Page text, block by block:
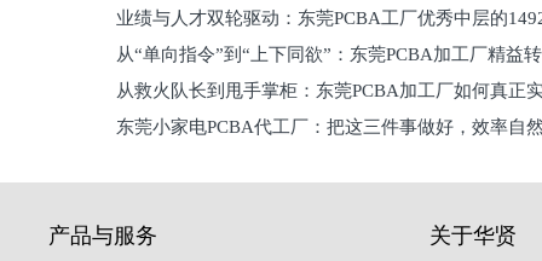
理死穴必须堵住
业绩与人才双轮驱动：东莞PCBA工厂优秀中层的
从“单向指令”到“上下同欲”：东莞PCBA加工厂精益
关键从救火队长到甩手掌柜：东莞PCBA加工厂如何真正
东莞小家电PCBA代工厂：把这三件事做好，效率自
产品与服务 关于华贤